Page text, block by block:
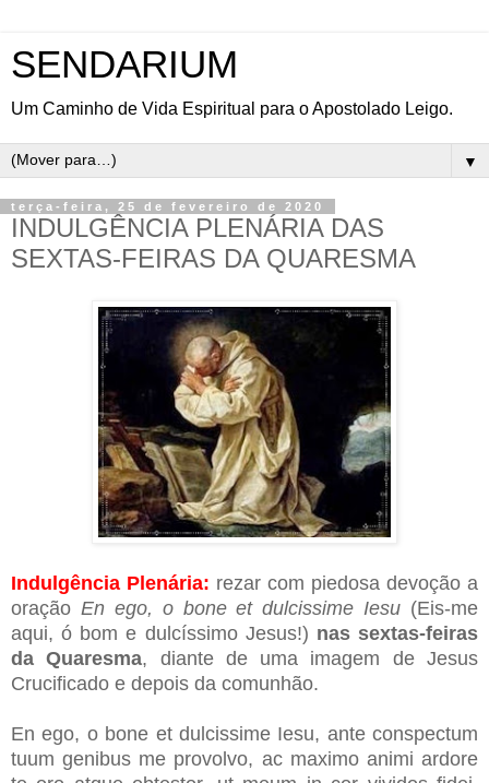
SENDARIUM
Um Caminho de Vida Espiritual para o Apostolado Leigo.
▼
terça-feira, 25 de fevereiro de 2020
INDULGÊNCIA PLENÁRIA DAS
SEXTAS-FEIRAS DA QUARESMA
Indulgência Plenária: rezar com piedosa devoção a
oração En ego, o bone et dulcissime Iesu (Eis-me
aqui, ó bom e dulcíssimo Jesus!) nas sextas-feiras
da Quaresma, diante de uma imagem de Jesus
Crucificado e depois da comunhão.
En ego, o bone et dulcissime Iesu, ante conspectum
tuum genibus me provolvo, ac maximo animi ardore